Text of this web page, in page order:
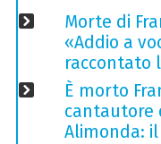
Morte di
«Addio a
raccontato
È morto
cantautore
Alimonda: